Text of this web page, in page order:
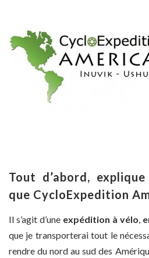
Tout d’abord,
que CycloExpedition
Il s’agit d’une expédition à vélo,
que je transporterai tout le
rendre du nord au sud des